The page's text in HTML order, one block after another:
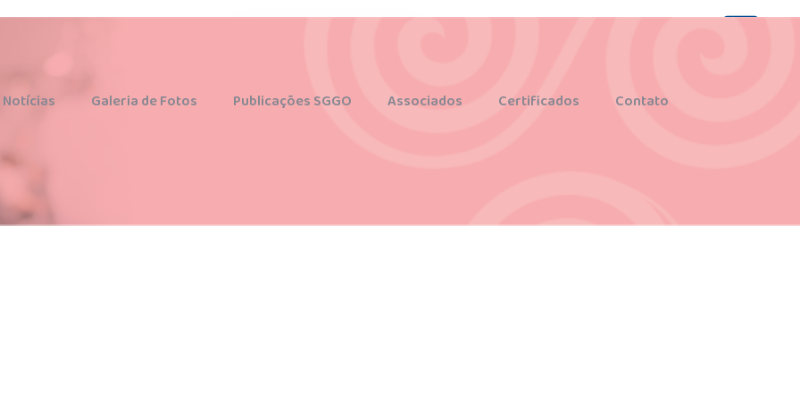
Notícias Galeria de Fotos Publicações SGGO Associados Certificados Contato